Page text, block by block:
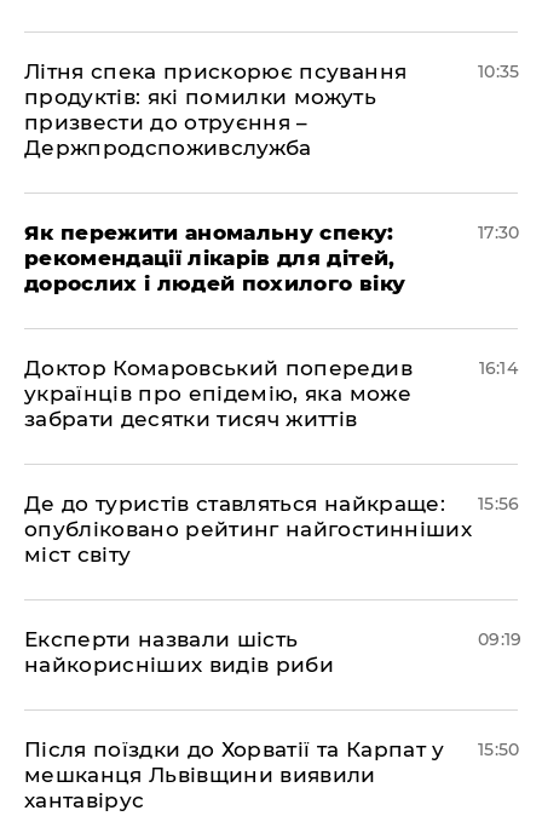
Літня спека прискорює псування
продуктів: які помилки можуть
призвести до отруєння –
Держпродспоживслужба
10:35
Як пережити аномальну спеку:
рекомендації лікарів для дітей,
дорослих і людей похилого віку
17:30
Доктор Комаровський попередив
українців про епідемію, яка може
забрати десятки тисяч життів
16:14
Де до туристів ставляться найкраще:
опубліковано рейтинг найгостинніших
міст світу
15:56
Експерти назвали шість
найкорисніших видів риби
09:19
Після поїздки до Хорватії та Карпат у
мешканця Львівщини виявили
хантавірус
15:50